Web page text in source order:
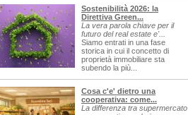
Sostenibilità 2026: la
Direttiva Green...
La vera parola chiave per il
futuro del real estate e'...
Siamo entrati in una fase
storica in cui il concetto di
proprietà immobiliare sta
subendo la più...
Cosa c'e' dietro una
cooperativa: come...
La differenza tra supermercato